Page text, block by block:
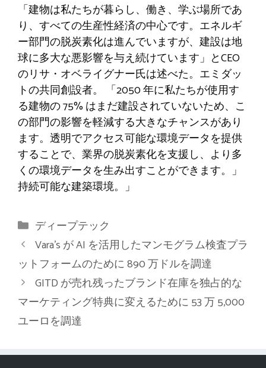
「建物は私たちが暮らし、働き、学ぶ場所であ
り、すべての生産性経済の中心です。エネルギ
ー部門の脱炭素化は進んでいますが、建設は地
球に多大な悪影響を与え続けています」とCEO
のリサ・オベライグナー氏は述べた。エミダッ
トの共同創設者。 「2050 年に私たちが使用す
る建物の 75% はまだ建設されていないため、こ
の部門の影響を軽減する大きなチャンスがあり
ます。透明でアクセス可能な環境データを提供
することで、業界の脱炭素化を支援し、より多
くの環境データを生み出すことができます。」
持続可能な建築環境。」
カ
テ
ゴ
リ
ー
ディープテック
Vara’s が AI を活用したマンモグラム検査プラ
ットフォームのために 890 万ドルを調達
GITD が売れ残ったブランド在庫を独占的な
マーケティング特典に変えるために 53 万 5,000
ユーロを調達